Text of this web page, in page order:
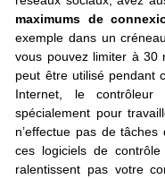
maximums de
exemple dans un
vous pouvez limiter à 30
peut être utilisé pendant
Internet, le
spécialement pour
n’effectue pas de
ces logiciels de
ralentissent pas votre